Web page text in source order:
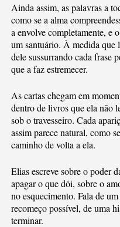
Ainda assim, as palavras a
como se a alma
a envolve completamente, e
um santuário. À medida que
dele sussurrando cada frase
que a faz estremecer.
As cartas chegam em
dentro de livros que ela não
sob o travesseiro. Cada
assim parece natural, como
caminho de volta a ela.
Elias escreve sobre o poder
apagar o que dói, sobre o
no esquecimento. Fala de
recomeço possível, de uma
terminar.